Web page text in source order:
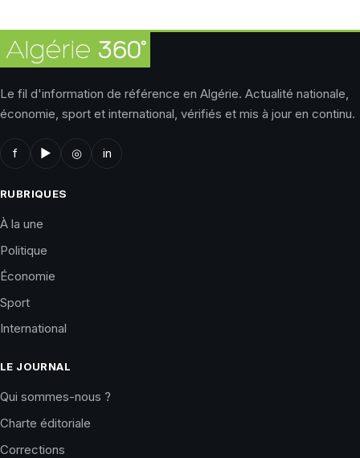
Le fil d'information de référence en Algérie. Actualité nationale,
économie, sport et international, vérifiés et mis à jour en continu.
f ▶ ◎ in
RUBRIQUES
À la une
Politique
Économie
Sport
International
LE JOURNAL
Qui sommes-nous ?
Charte éditoriale
Corrections